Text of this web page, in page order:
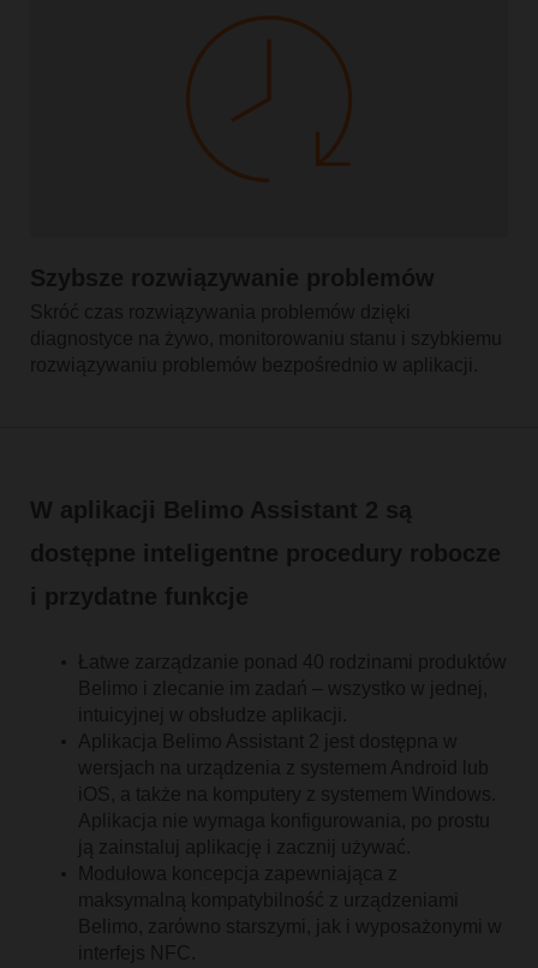
Szybsze rozwiązywanie problemów
Skróć czas rozwiązywania problemów dzięki
diagnostyce na żywo, monitorowaniu stanu i szybkiemu
rozwiązywaniu problemów bezpośrednio w aplikacji.
W aplikacji Belimo Assistant 2 są
dostępne inteligentne procedury robocze
i przydatne funkcje
Łatwe zarządzanie ponad 40 rodzinami produktów
Belimo i zlecanie im zadań – wszystko w jednej,
intuicyjnej w obsłudze aplikacji.
Aplikacja Belimo Assistant 2 jest dostępna w
wersjach na urządzenia z systemem Android lub
iOS, a także na komputery z systemem Windows.
Aplikacja nie wymaga konfigurowania, po prostu
ją zainstaluj aplikację i zacznij używać.
Modułowa koncepcja zapewniająca z
maksymalną kompatybilność z urządzeniami
Belimo, zarówno starszymi, jak i wyposażonymi w
interfejs NFC.